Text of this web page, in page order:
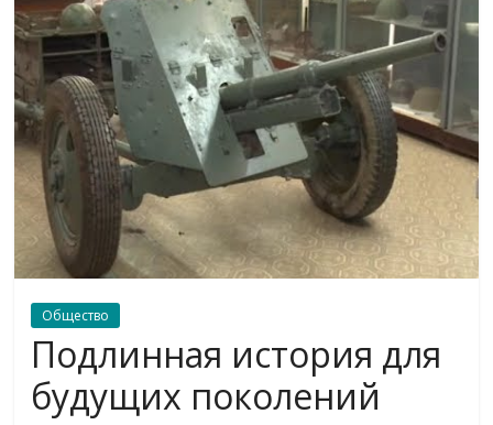
Общество
Подлинная история для
будущих поколений